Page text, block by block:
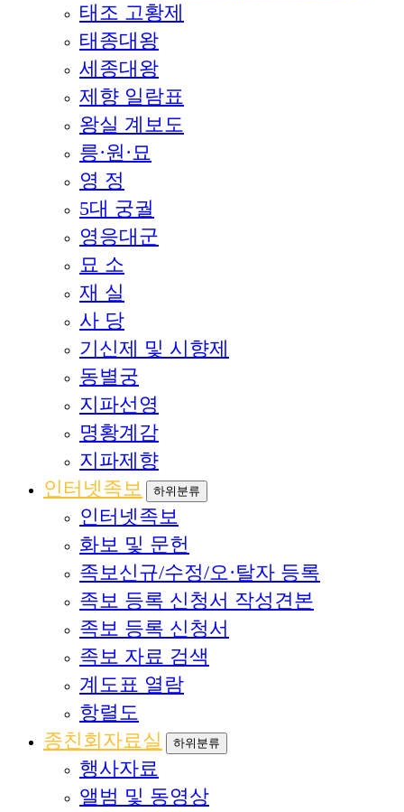
태조 고황제
태종대왕
세종대왕
제향 일람표
왕실 계보도
릉·원·묘
영 정
5대 궁궐
영응대군
묘 소
재 실
사 당
기신제 및 시향제
동별궁
지파선영
명황계감
지파제향
인터넷족보
하위분류
인터넷족보
화보 및 문헌
족보신규/수정/오·탈자 등록
족보 등록 신청서 작성견본
족보 등록 신청서
족보 자료 검색
계도표 열람
항렬도
종친회자료실
하위분류
행사자료
앨범 및 동영상